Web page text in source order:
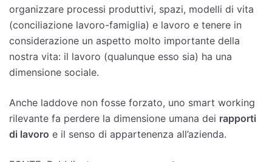
organizzare processi produttivi, spazi, modelli di vita
(conciliazione lavoro-famiglia) e lavoro e tenere in
considerazione un aspetto molto importante della
nostra vita: il lavoro (qualunque esso sia) ha una
dimensione sociale.
Anche laddove non fosse forzato, uno smart working
rilevante fa perdere la dimensione umana dei rapporti
di lavoro e il senso di appartenenza all’azienda.